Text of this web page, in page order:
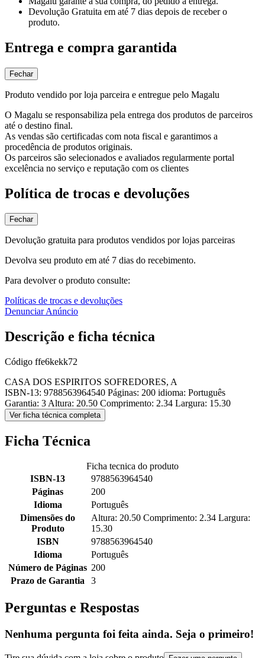
Devolução Gratuita em até 7 dias depois de receber o
produto.
Entrega e compra garantida
Fechar
Produto vendido por loja parceira e entregue pelo Magalu
O Magalu se responsabiliza pela entrega dos produtos de parceiros
até o destino final.
As vendas são certificadas com nota fiscal e garantimos a
procedência de produtos originais.
Os parceiros são selecionados e avaliados regularmente portal
excelência no serviço e reputação com os clientes
Política de trocas e devoluções
Fechar
Devolução gratuita para produtos vendidos por lojas parceiras
Devolva seu produto em até 7 dias do recebimento.
Para devolver o produto consulte:
Políticas de trocas e devoluções
Denunciar Anúncio
Descrição e ficha técnica
Código ffe6kekk72
CASA DOS ESPIRITOS SOFREDORES, A
ISBN-13: 9788563964540 Páginas: 200 idioma: Português
Garantia: 3 Altura: 20.50 Comprimento: 2.34 Largura: 15.30
Ver ficha técnica completa
Ficha Técnica
Ficha tecnica do produto
ISBN-13
9788563964540
Páginas
200
Idioma
Português
Dimensões do
Produto
Altura: 20.50 Comprimento: 2.34 Largura:
15.30
ISBN
9788563964540
Idioma
Português
Número de Páginas 200
Prazo de Garantia
3
Perguntas e Respostas
Nenhuma pergunta foi feita ainda. Seja o primeiro!